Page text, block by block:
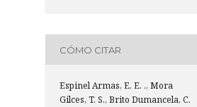
CÓMO CITAR
Espinel Armas, E. E. ., Mora
Gilces, T. S., Brito Dumancela, C.